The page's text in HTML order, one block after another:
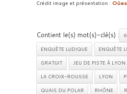
Crédit image et présentation :
Contient le(s) mot(s)-clé(s) :
ENQUÊTE LUDIQUE
ENQUÊTE
GRATUIT
JEU DE PISTE À LYON
LA CROIX-ROUSSE
LYON
QUAIS DU POLAR
RHÔNE